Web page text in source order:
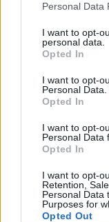
Personal Data
I want to opt-
personal data.
Opted In
I want to opt-
Personal Data.
Opted In
I want to opt-
Personal Data
Opted In
I want to opt-
Retention,
Personal Data
Purposes for
Opted Out
KEDVES
tartozik,
regisztrációhoz
Az előfizetés a
Portfolio.hu
kötéslistái